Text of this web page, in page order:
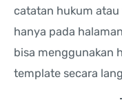
catatan hukum
hanya pada
bisa menggunakan
template secara